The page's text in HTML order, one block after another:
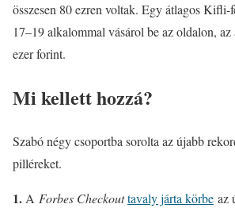
összesen 80 ezren voltak. Egy átlagos Kifli-
17–19 alkalommal vásárol be az oldalon,
ezer forint.
Mi kellett hozzá?
Szabó négy csoportba sorolta az újabb
pilléreket.
1. A Forbes Checkouttavaly járta körbe az